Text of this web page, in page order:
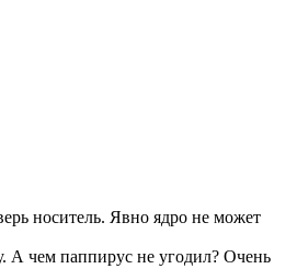
носитель. Явно ядро не может
чем паппирус не угодил? Очень